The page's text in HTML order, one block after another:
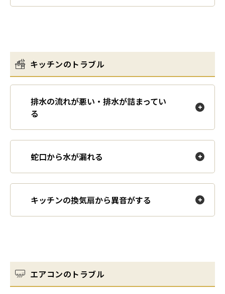
キッチンのトラブル
排水の流れが悪い・排水が詰まってい
る
蛇口から水が漏れる
キッチンの換気扇から異音がする
エアコンのトラブル